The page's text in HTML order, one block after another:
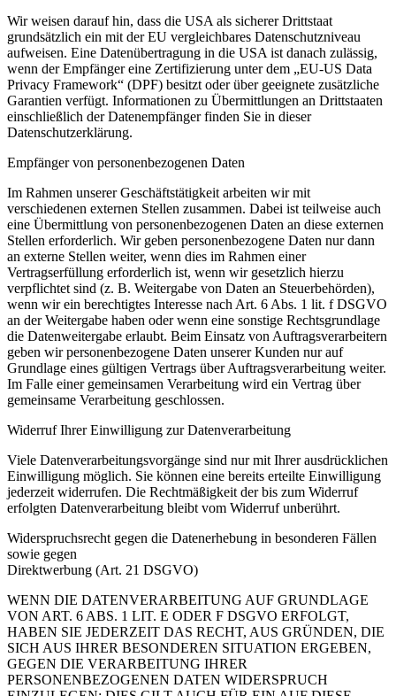
Wir weisen darauf hin, dass die USA als sicherer Drittstaat
grundsätzlich ein mit der EU vergleichbares Datenschutzniveau
aufweisen. Eine Datenübertragung in die USA ist danach zulässig,
wenn der Empfänger eine Zertifizierung unter dem „EU-US Data
Privacy Framework“ (DPF) besitzt oder über geeignete zusätzliche
Garantien verfügt. Informationen zu Übermittlungen an Drittstaaten
einschließlich der Datenempfänger finden Sie in dieser
Datenschutzerklärung.
Empfänger von personenbezogenen Daten
Im Rahmen unserer Geschäftstätigkeit arbeiten wir mit
verschiedenen externen Stellen zusammen. Dabei ist teilweise auch
eine Übermittlung von personenbezogenen Daten an diese externen
Stellen erforderlich. Wir geben personenbezogene Daten nur dann
an externe Stellen weiter, wenn dies im Rahmen einer
Vertragserfüllung erforderlich ist, wenn wir gesetzlich hierzu
verpflichtet sind (z. B. Weitergabe von Daten an Steuerbehörden),
wenn wir ein berechtigtes Interesse nach Art. 6 Abs. 1 lit. f DSGVO
an der Weitergabe haben oder wenn eine sonstige Rechtsgrundlage
die Datenweitergabe erlaubt. Beim Einsatz von Auftragsverarbeitern
geben wir personenbezogene Daten unserer Kunden nur auf
Grundlage eines gültigen Vertrags über Auftragsverarbeitung weiter.
Im Falle einer gemeinsamen Verarbeitung wird ein Vertrag über
gemeinsame Verarbeitung geschlossen.
Widerruf Ihrer Einwilligung zur Datenverarbeitung
Viele Datenverarbeitungsvorgänge sind nur mit Ihrer ausdrücklichen
Einwilligung möglich. Sie können eine bereits erteilte Einwilligung
jederzeit widerrufen. Die Rechtmäßigkeit der bis zum Widerruf
erfolgten Datenverarbeitung bleibt vom Widerruf unberührt.
Widerspruchsrecht gegen die Datenerhebung in besonderen Fällen
sowie gegen
Direktwerbung (Art. 21 DSGVO)
WENN DIE DATENVERARBEITUNG AUF GRUNDLAGE
VON ART. 6 ABS. 1 LIT. E ODER F DSGVO ERFOLGT,
HABEN SIE JEDERZEIT DAS RECHT, AUS GRÜNDEN, DIE
SICH AUS IHRER BESONDEREN SITUATION ERGEBEN,
GEGEN DIE VERARBEITUNG IHRER
PERSONENBEZOGENEN DATEN WIDERSPRUCH